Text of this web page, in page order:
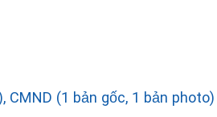
(1 bản gốc, 1 bản photo)